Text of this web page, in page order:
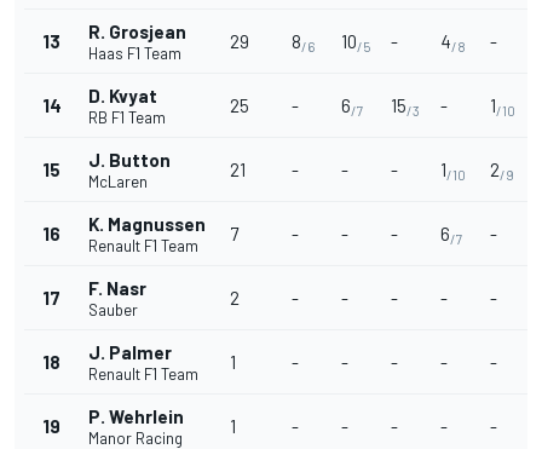
13 R. Grosjean
Haas F1 Team
29 8/6 10/5 - 4/8 -
14 D. Kvyat
RB F1 Team
25 - 6/7 15/3 - 1/10
15 J. Button
McLaren
21 - - - 1/10 2/9
16 K. Magnussen
Renault F1 Team
7 - - - 6/7 -
17 F. Nasr
Sauber
2 - - - - -
18 J. Palmer
Renault F1 Team
1 - - - - -
19 P. Wehrlein
Manor Racing
1 - - - - -